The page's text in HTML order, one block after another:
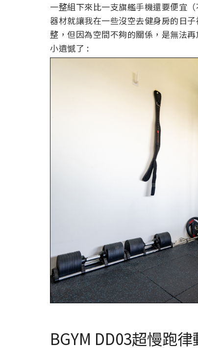
一整組下來比一支旗艦手機還要便宜
器材就讓我在一些沒空去健身房的日
整，但因為空間不夠的關係，是無法
小遺憾了 :
BGYM DD03超慢跑